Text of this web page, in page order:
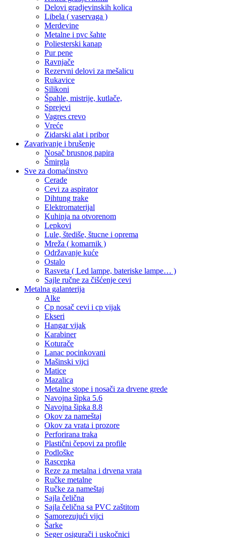
Delovi gradjevinskih kolica
Libela ( vaservaga )
Merdevine
Metalne i pvc šahte
Poliesterski kanap
Pur pene
Ravnjače
Rezervni delovi za mešalicu
Rukavice
Silikoni
Špahle, mistrije, kutlače,
Sprejevi
Vagres crevo
Vreće
Zidarski alat i pribor
Zavarivanje i brušenje
Nosač brusnog papira
Šmirgla
Sve za domaćinstvo
Cerade
Cevi za aspirator
Dihtung trake
Elektromaterijal
Kuhinja na otvorenom
Lepkovi
Lule, štediše, štucne i oprema
Mreža ( komarnik )
Održavanje kuće
Ostalo
Rasveta ( Led lampe, bateriske lampe… )
Sajle ručne za čišćenje cevi
Metalna galanterija
Alke
Cp nosač cevi i cp vijak
Ekseri
Hangar vijak
Karabiner
Koturače
Lanac pocinkovani
Mašinski vijci
Matice
Mazalica
Metalne stope i nosači za drvene grede
Navojna šipka 5.6
Navojna šipka 8.8
Okov za nameštaj
Okov za vrata i prozore
Perforirana traka
Plastični čepovi za profile
Podloške
Rascepka
Reze za metalna i drvena vrata
Ručke metalne
Ručke za nameštaj
Sajla čelična
Sajla čelična sa PVC zaštitom
Samorezujući vijci
Šarke
Seger osigurači i uskočnici